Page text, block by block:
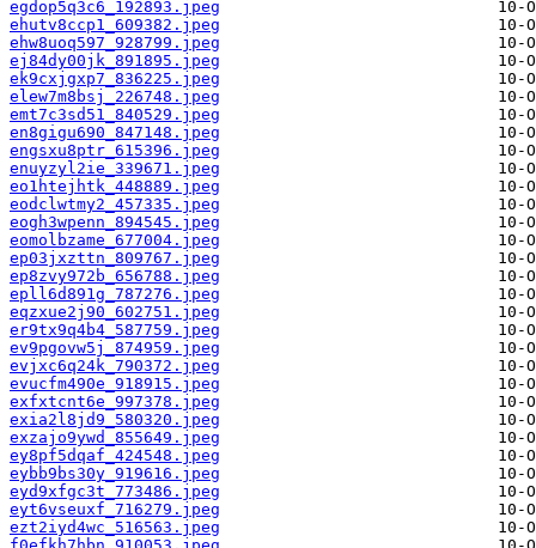
egdop5q3c6_192893.jpeg
ehutv8ccp1_609382.jpeg
ehw8uoq597_928799.jpeg
ej84dy00jk_891895.jpeg
ek9cxjgxp7_836225.jpeg
elew7m8bsj_226748.jpeg
emt7c3sd51_840529.jpeg
en8gigu690_847148.jpeg
engsxu8ptr_615396.jpeg
enuyzyl2ie_339671.jpeg
eo1htejhtk_448889.jpeg
eodclwtmy2_457335.jpeg
eogh3wpenn_894545.jpeg
eomolbzame_677004.jpeg
ep03jxzttn_809767.jpeg
ep8zvy972b_656788.jpeg
epll6d891g_787276.jpeg
eqzxue2j90_602751.jpeg
er9tx9q4b4_587759.jpeg
ev9pgovw5j_874959.jpeg
evjxc6q24k_790372.jpeg
evucfm490e_918915.jpeg
exfxtcnt6e_997378.jpeg
exia2l8jd9_580320.jpeg
exzajo9ywd_855649.jpeg
ey8pf5dqaf_424548.jpeg
eybb9bs30y_919616.jpeg
eyd9xfgc3t_773486.jpeg
eyt6vseuxf_716279.jpeg
ezt2iyd4wc_516563.jpeg